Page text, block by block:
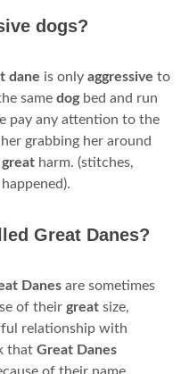
dogs?
dane is only aggressive to
same dogbed and run
pay any attention to the
grabbing her around
great harm. (stitches,
Great Danes?
Danes are sometimes
of their great size,
relationship with
that Great Danes